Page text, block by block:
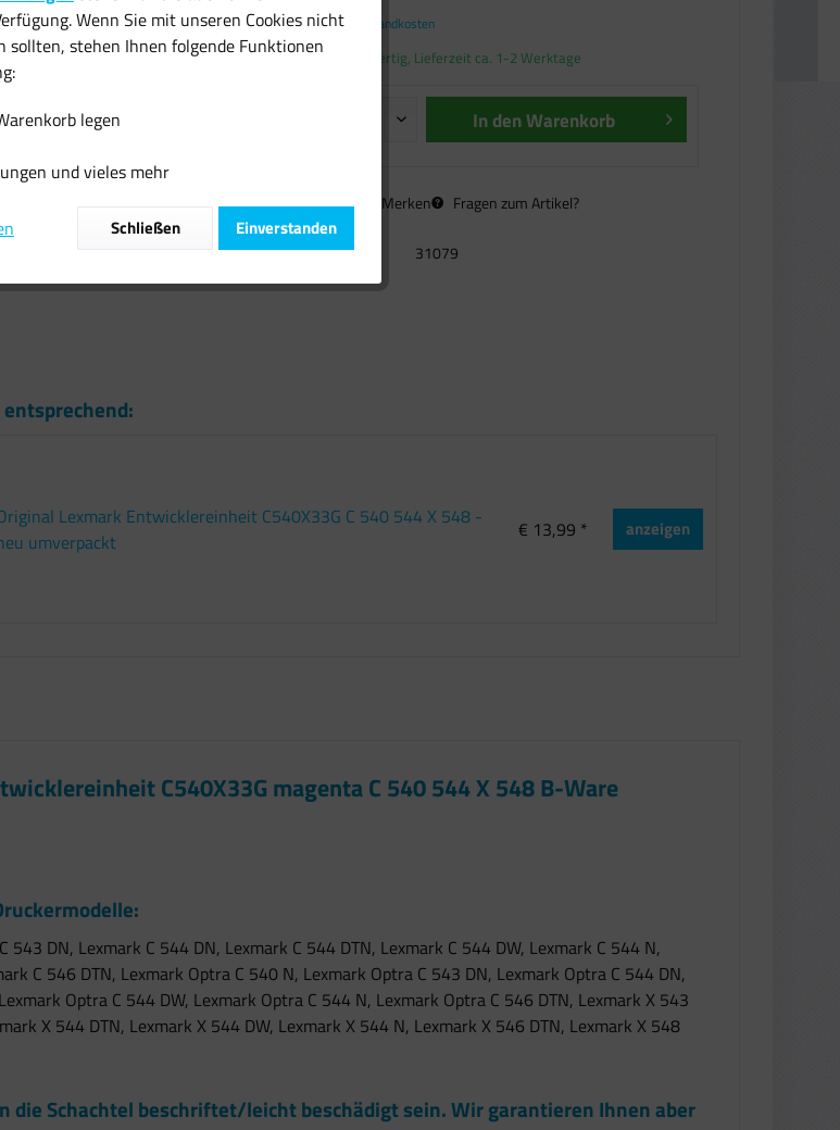
inkl. MwSt.zzgl. Versandkosten
Sofort versandfertig, Lieferzeit ca. 1-2 Werktage
In denWarenkorb
Vergleichen Merken Fragen zum Artikel?
Artikel-Nr.: 31079
Lexmark Entwicklereinheit C540X33G C 540 544 X 548 -
umverpackt
€ 13,99 * anzeigen
C540X33G magenta C 540 544 X 548 B-Ware
543 DN, Lexmark C 544 DN, Lexmark C 544 DTN, Lexmark C 544 DW, Lexmark C 544 N,
C 546 DTN, Lexmark Optra C 540 N, Lexmark Optra C 543 DN, Lexmark Optra C 544 DN,
Optra C 544 DW, Lexmark Optra C 544 N, Lexmark Optra C 546 DTN, Lexmark X 543
X 544 DTN, Lexmark X 544 DW, Lexmark X 544 N, Lexmark X 546 DTN, Lexmark X 548
die Schachtel beschriftet/leicht beschädigt sein. Wir garantieren Ihnen aber
Wenn Sie mit unseren Cookies nicht
sollten, stehen Ihnen folgende Funktionen
legen
und vieles mehr
Einverstanden
Schließen